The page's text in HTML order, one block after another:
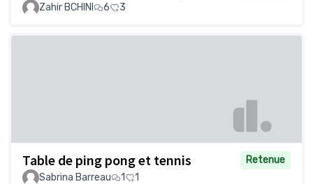
Zahir BCHINI
6 3
Table de ping pong et tennis
Retenue
Sabrina Barreau
1 1